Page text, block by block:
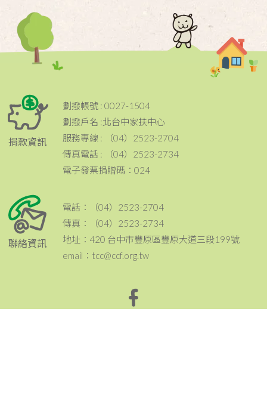
捐款資訊
劃撥帳號 : 0027-1504
劃撥戶名 :北台中家扶中心
服務專線 : （04）2523-2704
傳真電話 : （04）2523-2734
電子發票捐贈碼：024
聯絡資訊
電話：（04）2523-2704
傳真：（04）2523-2734
地址：420 台中市豐原區豐原大道三段199號
email：tcc@ccf.org.tw